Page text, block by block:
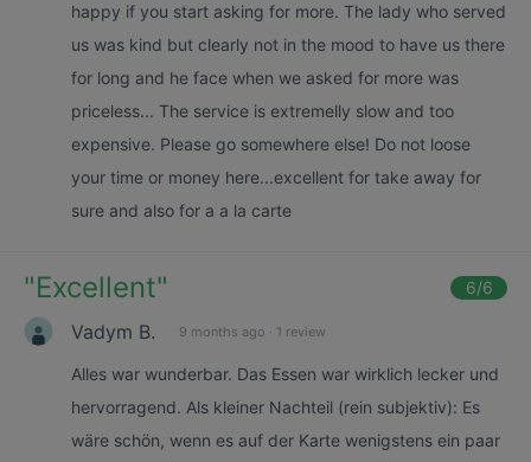
happy if you start asking for more. The lady who served
us was kind but clearly not in the mood to have us there
for long and he face when we asked for more was
priceless... The service is extremelly slow and too
expensive. Please go somewhere else! Do not loose
your time or money here...excellent for take away for
sure and also for a a la carte
"Excellent" 6/6
Vadym B. 9 months ago · 1 review
Alles war wunderbar. Das Essen war wirklich lecker und
hervorragend. Als kleiner Nachteil (rein subjektiv): Es
wäre schön, wenn es auf der Karte wenigstens ein paar